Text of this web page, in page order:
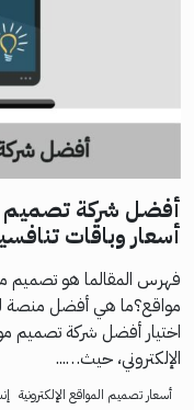
أفضل شركة تصميم
أسعار وباقات
فهرس المقالما هو تصميم
مواقع؟ما هي أفضل منصة
اختيار أفضل شركة تصميم
الإلكتروني، حيث…...
أسعار تصميم المواقع الإلكترونية